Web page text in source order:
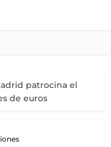
patrocina el
de euros